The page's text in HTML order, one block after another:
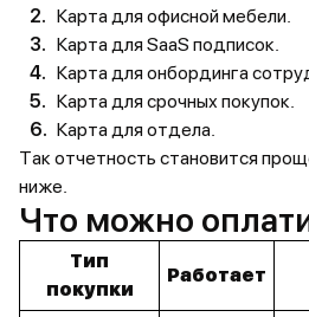
Карта для офисной мебели.
Карта для SaaS подписок.
Карта для онбординга
Карта для срочных покупок.
Карта для отдела.
Так отчетность становится
ниже.
Что можно
Тип
покупки
Работает